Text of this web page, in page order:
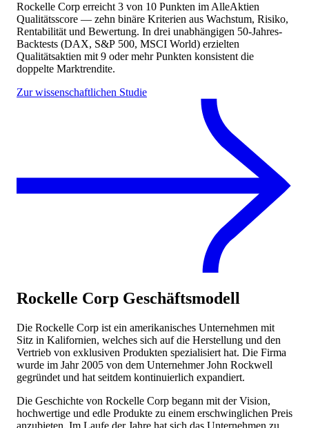
Rockelle Corp erreicht 3 von 10 Punkten im AlleAktien
Qualitätsscore — zehn binäre Kriterien aus Wachstum, Risiko,
Rentabilität und Bewertung. In drei unabhängigen 50-Jahres-
Backtests (DAX, S&P 500, MSCI World) erzielten
Qualitätsaktien mit 9 oder mehr Punkten konsistent die
doppelte Marktrendite.
Zur wissenschaftlichen Studie
Rockelle Corp Geschäftsmodell
Die Rockelle Corp ist ein amerikanisches Unternehmen mit
Sitz in Kalifornien, welches sich auf die Herstellung und den
Vertrieb von exklusiven Produkten spezialisiert hat. Die Firma
wurde im Jahr 2005 von dem Unternehmer John Rockwell
gegründet und hat seitdem kontinuierlich expandiert.
Die Geschichte von Rockelle Corp begann mit der Vision,
hochwertige und edle Produkte zu einem erschwinglichen Preis
anzubieten. Im Laufe der Jahre hat sich das Unternehmen zu